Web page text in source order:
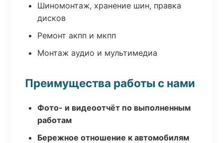
Шиномонтаж, хранение шин, правка
дисков
Ремонт акпп и мкпп
Монтаж аудио и мультимедиа
Преимущества работы с нами
Фото- и видеоотчёт по выполненным
работам
Бережное отношение к автомобилям